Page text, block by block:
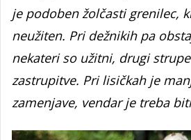
je podoben žolčasti grenilec,
neužiten. Pri dežnikih pa
nekateri so užitni, drugi
zastrupitve. Pri lisičkah je
zamenjave, vendar je treba